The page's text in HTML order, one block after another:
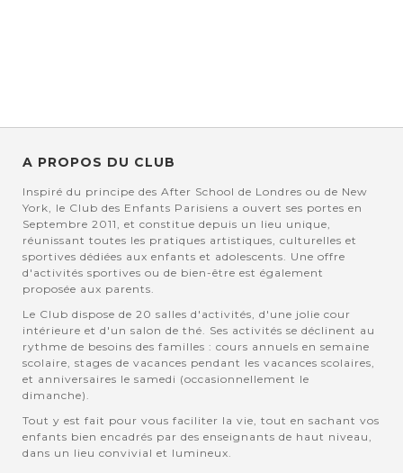
A PROPOS DU CLUB
Inspiré du principe des After School de Londres ou de New
York, le Club des Enfants Parisiens a ouvert ses portes en
Septembre 2011, et constitue depuis un lieu unique,
réunissant toutes les pratiques artistiques, culturelles et
sportives dédiées aux enfants et adolescents. Une offre
d'activités sportives ou de bien-être est également
proposée aux parents.
Le Club dispose de 20 salles d'activités, d'une jolie cour
intérieure et d'un salon de thé. Ses activités se déclinent au
rythme de besoins des familles : cours annuels en semaine
scolaire, stages de vacances pendant les vacances scolaires,
et anniversaires le samedi (occasionnellement le
dimanche).
Tout y est fait pour vous faciliter la vie, tout en sachant vos
enfants bien encadrés par des enseignants de haut niveau,
dans un lieu convivial et lumineux.